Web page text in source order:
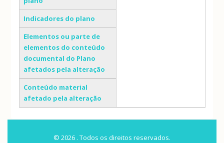
Indicadores do plano
Elementos ou parte de
elementos do conteúdo
documental do Plano
afetados pela alteração
Conteúdo material
afetado pela alteração
© 2026 . Todos os direitos reservados.